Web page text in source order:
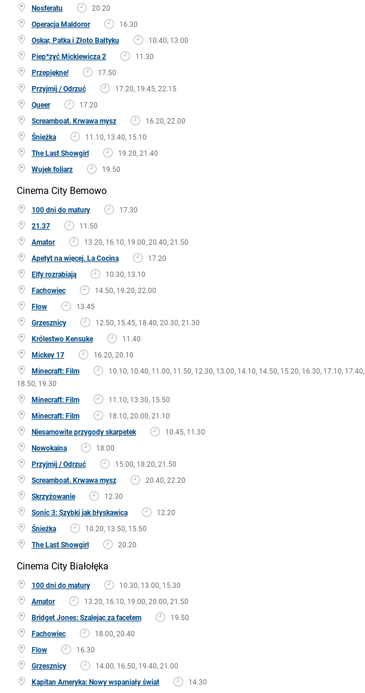
Nosferatu
20.20
Operacja Maldoror
16.30
Oskar, Patka i Złoto Bałtyku
10.40, 13.00
Piep*zyć Mickiewicza 2
11.30
Przepiękne!
17.50
Przyjmij / Odrzuć
17.20, 19.45, 22.15
Queer
17.20
Screamboat. Krwawa mysz
16.20, 22.00
Śnieżka
11.10, 13.40, 15.10
The Last Showgirl
19.20, 21.40
Wujek foliarz
19.50
Cinema City Bemowo
100 dni do matury
17.30
21.37
11.50
Amator
13.20, 16.10, 19.00, 20.40, 21.50
Apetyt na więcej. La Cocina
17.20
Elfy rozrabiają
10.30, 13.10
Fachowiec
14.50, 19.20, 22.00
Flow
13.45
Grzesznicy
12.50, 15.45, 18.40, 20.30, 21.30
Królestwo Kensuke
11.40
Mickey 17
16.20, 20.10
Minecraft: Film
10.10, 10.40, 11.00, 11.50, 12.30, 13.00, 14.10, 14.50, 15.20, 16.30, 17.10, 17.40,
18.50, 19.30
Minecraft: Film
11.10, 13.30, 15.50
Minecraft: Film
18.10, 20.00, 21.10
Niesamowite przygody skarpetek
10.45, 11.30
Nowokaina
18.00
Przyjmij / Odrzuć
15.00, 18.20, 21.50
Screamboat. Krwawa mysz
20.40, 22.20
Skrzyżowanie
12.30
Sonic 3: Szybki jak błyskawica
12.20
Śnieżka
10.20, 13.50, 15.50
The Last Showgirl
20.20
Cinema City Białołęka
100 dni do matury
10.30, 13.00, 15.30
Amator
13.20, 16.10, 19.00, 20.00, 21.50
Bridget Jones: Szalejąc za facetem
19.50
Fachowiec
18.00, 20.40
Flow
16.30
Grzesznicy
14.00, 16.50, 19.40, 21.00
Kapitan Ameryka: Nowy wspaniały świat
14.30